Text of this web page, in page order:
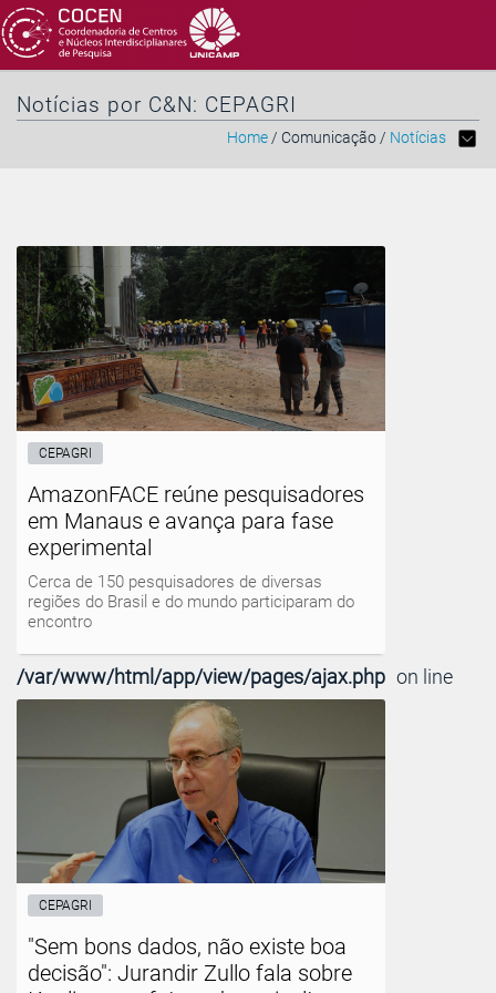
Notícias por C&N: CEPAGRI
Home/ Comunicação / Notícias
CEPAGRI
AmazonFACE reúne pesquisadores
em Manaus e avança para fase
experimental
Cerca de 150 pesquisadores de diversas
regiões do Brasil e do mundo participaram do
encontro
/var/www/html/app/view/pages/ajax.php on line
CEPAGRI
"Sem bons dados, não existe boa
decisão": Jurandir Zullo fala sobre